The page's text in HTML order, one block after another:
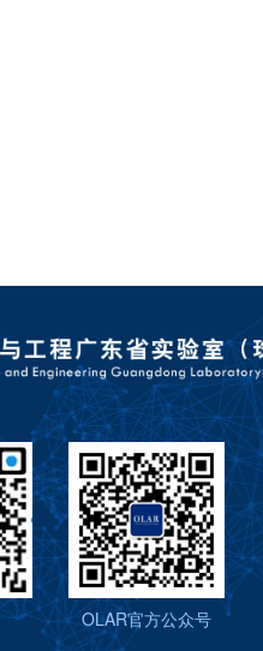
OLAR官方公众号